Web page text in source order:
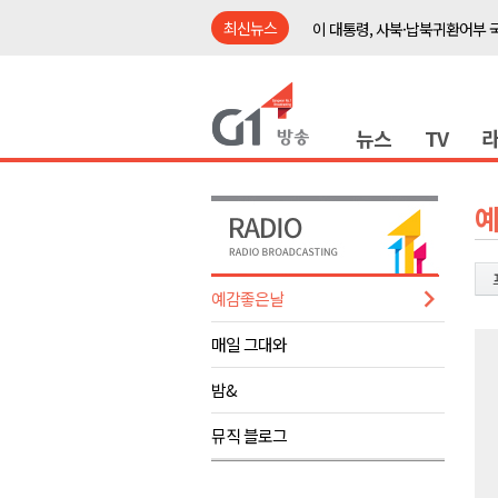
최신뉴스
이 대통령, 사북·납북귀환어부
이광재 국회 예결위원장, 강릉
육동한 시장, 국제스케이트장
영월군, 국·도비 확보 보고회 개
삼척 공공산후조리원 이전 시급
강원자치도교육청 교감급 이상
도-시군 첫 간담회..우상호 "하
이 대통령, 사북·납북귀환어부
여름축제 더위와 전쟁..물놀이
강원도, 최휘영 문체부장관과 정
뉴스 TV
예감좋은날
매일 그대와
밤&
뮤직 블로그